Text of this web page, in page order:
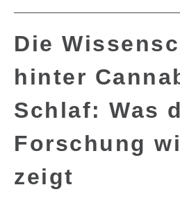
Die
hinter
Schlaf: Was
Forschung
zeigt